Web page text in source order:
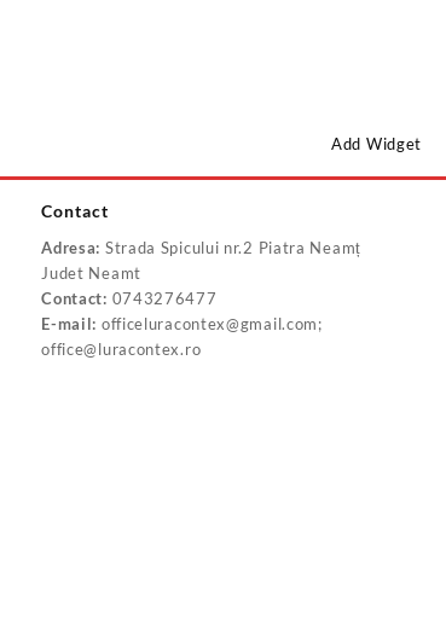
Add Widget
Contact
Adresa: Strada Spicului nr.2 Piatra Neamț
Judet Neamt
Contact: 0743276477
E-mail: officeluracontex@gmail.com;
office@luracontex.ro